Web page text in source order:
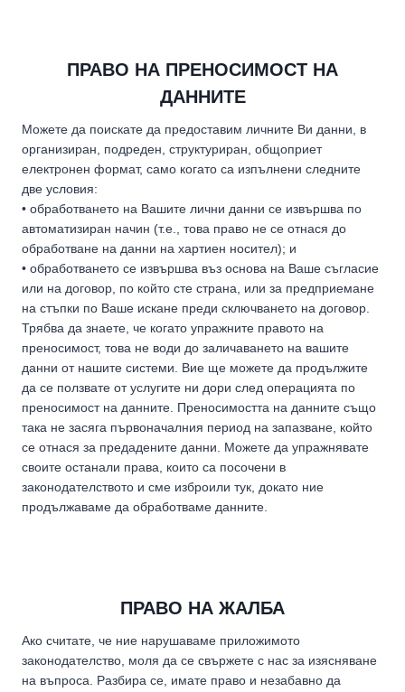
ПРАВО НА ПРЕНОСИМОСТ НА
ДАННИТЕ
Можете да поискате да предоставим личните Ви данни, в
организиран, подреден, структуриран, общоприет
електронен формат, само когато са изпълнени следните
две условия:
• обработването на Вашите лични данни се извършва по
автоматизиран начин (т.е., това право не се отнася до
обработване на данни на хартиен носител); и
• обработването се извършва въз основа на Ваше съгласие
или на договор, по който сте страна, или за предприемане
на стъпки по Ваше искане преди сключването на договор.
Трябва да знаете, че когато упражните правото на
преносимост, това не води до заличаването на вашите
данни от нашите системи. Вие ще можете да продължите
да се ползвате от услугите ни дори след операцията по
преносимост на данните. Преносимостта на данните също
така не засяга първоначалния период на запазване, който
се отнася за предадените данни. Можете да упражнявате
своите останали права, които са посочени в
законодателството и сме изброили тук, докато ние
продължаваме да обработваме данните.
ПРАВО НА ЖАЛБА
Ако считате, че ние нарушаваме приложимото
законодателство, моля да се свържете с нас за изясняване
на въпроса. Разбира се, имате право и незабавно да